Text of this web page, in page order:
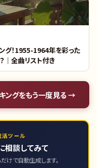
グ！1955-1964年を彩った
｜全曲リスト付き
ングをもう一度見る →
ツール
相談してみて
けで自動生成します。